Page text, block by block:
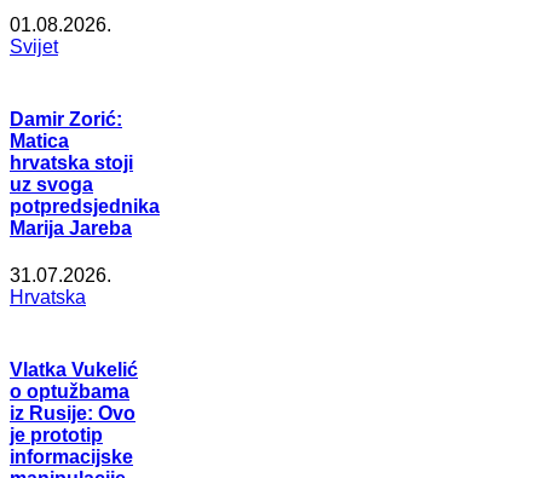
01.08.2026.
Svijet
Damir Zorić:
Matica
hrvatska stoji
uz svoga
potpredsjednika
Marija Jareba
31.07.2026.
Hrvatska
Vlatka Vukelić
o optužbama
iz Rusije: Ovo
je prototip
informacijske